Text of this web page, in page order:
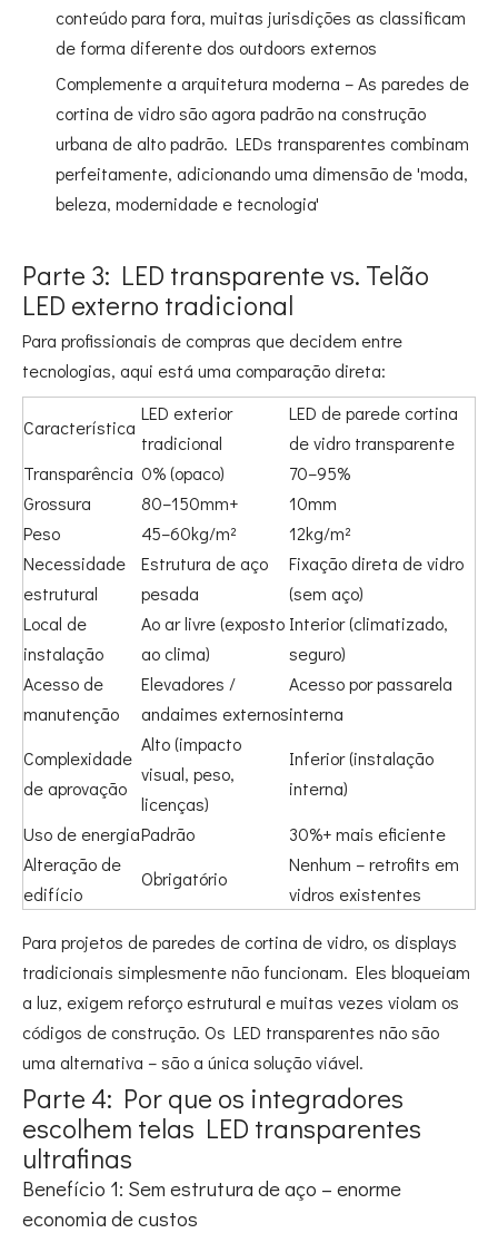
conteúdo para fora, muitas jurisdições as classificam
de forma diferente dos outdoors externos
Complemente a arquitetura moderna – As paredes de
cortina de vidro são agora padrão na construção
urbana de alto padrão. LEDs transparentes combinam
perfeitamente, adicionando uma dimensão de 'moda,
beleza, modernidade e tecnologia'
Parte 3: LED transparente vs. Telão
LED externo tradicional
Para profissionais de compras que decidem entre
tecnologias, aqui está uma comparação direta:
Característica
LED exterior
tradicional
LED de parede cortina
de vidro transparente
Transparência 0% (opaco)
70–95%
Grossura
80–150mm+
10mm
Peso
45–60kg/m²
12kg/m²
Necessidade
estrutural
Estrutura de aço
pesada
Fixação direta de vidro
(sem aço)
Local de
instalação
Ao ar livre (exposto
ao clima)
Interior (climatizado,
seguro)
Acesso de
manutenção
Elevadores /
andaimes externos
Acesso por passarela
interna
Complexidade
de aprovação
Alto (impacto
visual, peso,
licenças)
Inferior (instalação
interna)
Uso de energiaPadrão
30%+ mais eficiente
Alteração de
edifício
Obrigatório
Nenhum – retrofits em
vidros existentes
Para projetos de paredes de cortina de vidro, os displays
tradicionais simplesmente não funcionam. Eles bloqueiam
a luz, exigem reforço estrutural e muitas vezes violam os
códigos de construção. Os LED transparentes não são
uma alternativa – são a única solução viável.
Parte 4: Por que os integradores
escolhem telas LED transparentes
ultrafinas
Benefício 1: Sem estrutura de aço – enorme
economia de custos